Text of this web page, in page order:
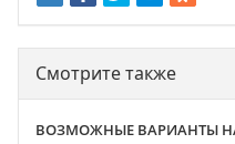
Смотрите также
ВОЗМОЖНЫЕ ВАРИАНТЫ